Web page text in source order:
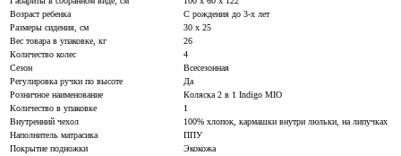
Возраст ребенка
С рождения до 3-х лет
Размеры сидения, см
30 х 25
Вес товара в упаковке, кг
26
Количество колес
4
Сезон
Всесезонная
Регулировка ручки по высоте
Да
Розничное наименование
Коляска 2 в 1 Indigo MIO
Количество в упаковке
1
Внутренний чехол
100% хлопок, кармашки внутри люльки, на липучках
Наполнитель матрасика
ППУ
Покрытие подножки
Экокожа